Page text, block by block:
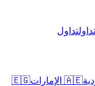
تداول
🇦🇪 الإمارات
🇪🇬